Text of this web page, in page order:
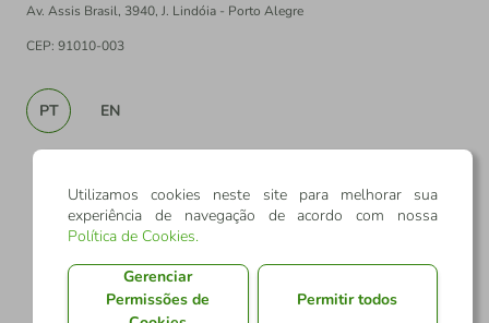
Av. Assis Brasil, 3940, J. Lindóia - Porto Alegre
CEP: 91010-003
PT EN
Utilizamos cookies neste site para melhorar sua
experiência de navegação de acordo com nossa
Política de Cookies.
Gerenciar
Permissões de
Permitir todos